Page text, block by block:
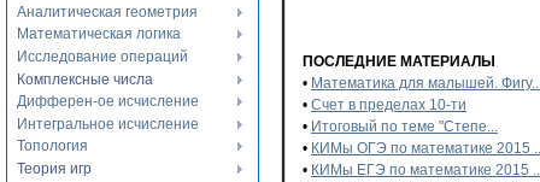
Аналитическая геометрия
Математическая логика
Исследование операций
Комплексные числа
Дифферен-ое исчисление
Интегральное исчисление
Топология
Теория игр
ПОСЛЕДНИЕ МАТЕРИАЛЫ
• Математика для малышей.
• Счет в пределах 10-ти
• Итоговый по теме "Степе...
• КИМы ОГЭ по математике 2015
• КИМы ЕГЭ по математике 2015